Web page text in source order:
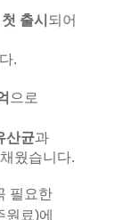
출시 되어
.
으로
산균과
웠습니다.
필요한
원료)에